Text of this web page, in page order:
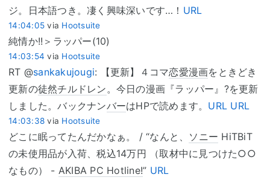
ジ。日本語つき。凄く興味深いです…！ URL
14:04:05 via Hootsuite
純情か!!＞ラッパー(10)
14:03:54 via Hootsuite
RT @sankakujougi: 【更新】４コマ恋愛漫画をときどき
更新の徒然チルドレン。今日の漫画『ラッパー』?を更新
しました。バックナンバーはHPで読めます。 URL URL
14:03:38 via Hootsuite
どこに眠ってたんだかなぁ。 / “なんと、 ソニー HiTBiT
の未使用品が入荷、税込14万円 （取材中に見つけた○○
なもの） - AKIBA PC Hotline!” URL